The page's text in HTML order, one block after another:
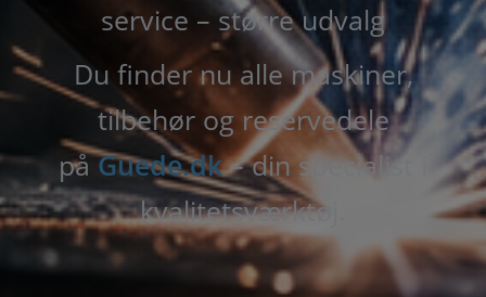
service – større udvalg
Du finder nu alle maskiner,
tilbehør og reservedele
påGuede.dk– din specialist i
kvalitetsværktøj.